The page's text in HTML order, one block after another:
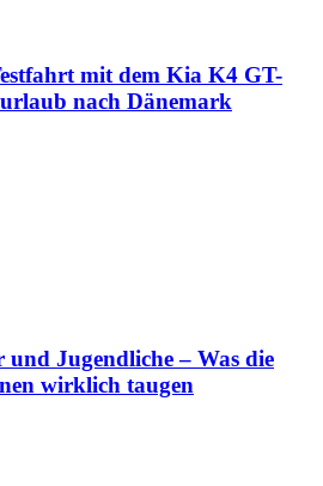
mit dem Kia K4 GT-
nach Dänemark
Jugendliche – Was die
wirklich taugen